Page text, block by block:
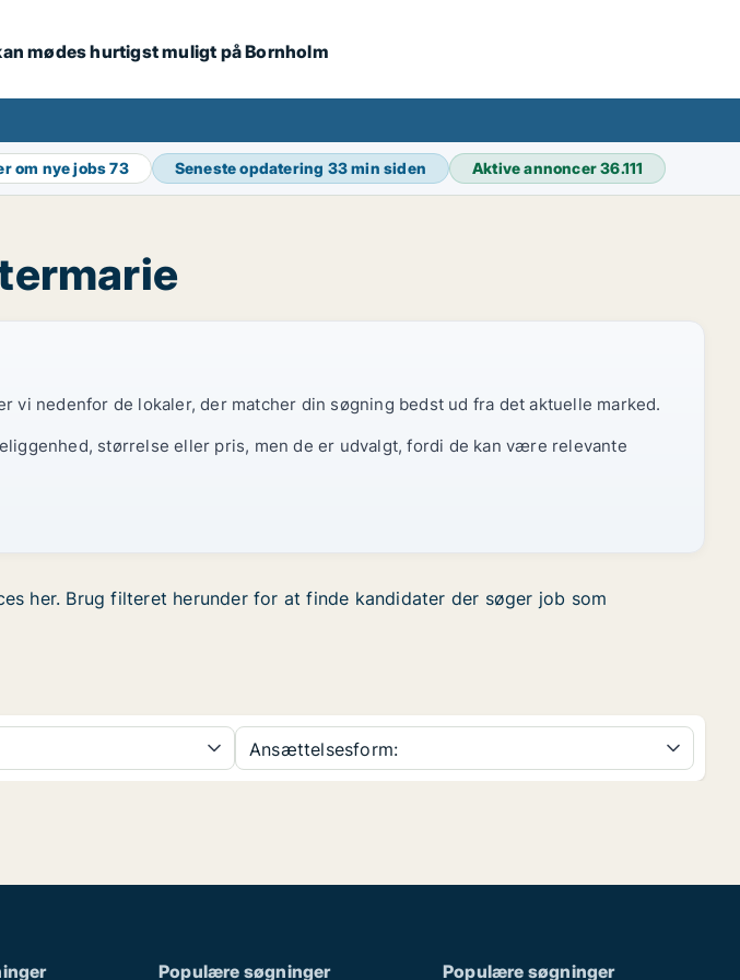
mødes hurtigst muligt på Bornholm
om nye jobs73 Seneste opdatering 33 min siden Aktive annoncer36.111
nedenfor de lokaler, der matcher din søgning bedst ud fra det aktuelle marked.
størrelse eller pris, men de er udvalgt, fordi de kan være relevante
her. Brug filteret herunder for at finde kandidater der søger job som
Ansættelsesform:
Populære søgninger Populære søgninger